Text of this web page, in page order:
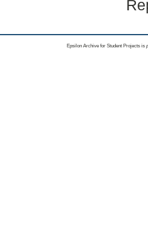
Epsilon Archive for Student Projects is